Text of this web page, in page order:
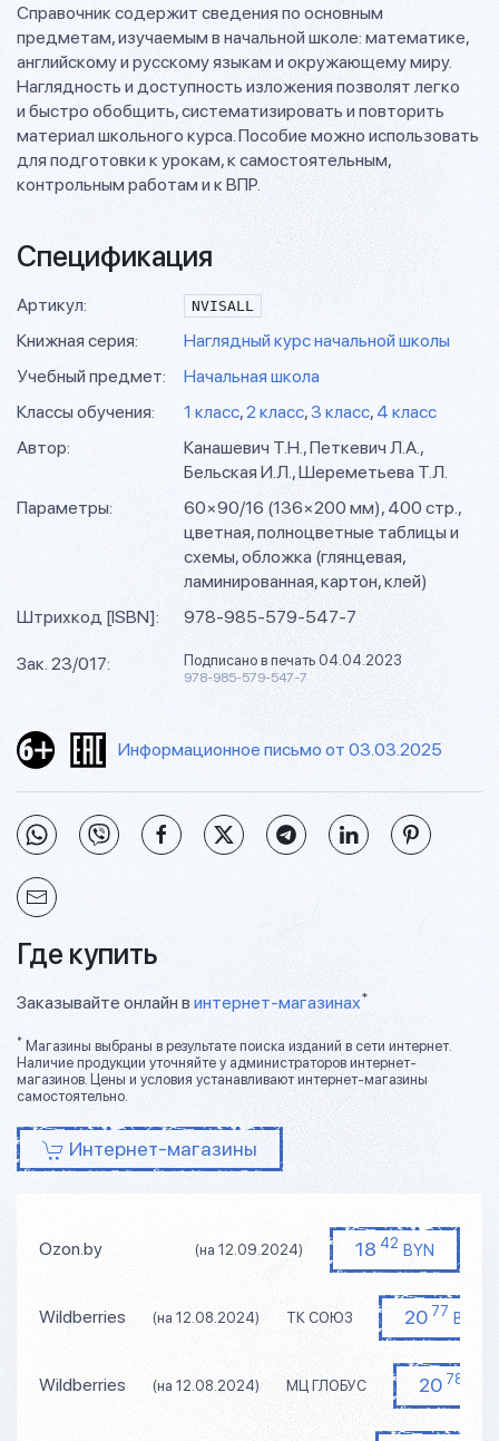
Справочник содержит сведения по основным
предметам, изучаемым в начальной школе: математике,
английскому и русскому языкам и окружающему миру.
Наглядность и доступность изложения позволят легко
и быстро обобщить, систематизировать и повторить
материал школьного курса. Пособие можно использовать
для подготовки к урокам, к самостоятельным,
контрольным работам и к ВПР.
Спецификация
Артикул: NVISALL
Книжная серия:
Наглядный курс начальной школы
Учебный предмет:
Начальная школа
Классы обучения:
1 класс,2 класс,3 класс, 4 класс
Автор:
Канашевич Т.Н., Петкевич Л.А.,
Бельская И.Л., Шереметьева Т.Л.
Параметры:
60×90/16 (136×200 мм), 400 стр.,
цветная, полноцветные таблицы и
схемы, обложка (глянцевая,
ламинированная, картон, клей)
Штрихкод [ISBN]:
978-985-579-547-7
Зак. 23/017: Подписано в печать 04.04.2023
978-985-579-547-7
Информационное письмо от 03.03.2025
Где купить
Заказывайте онлайн в интернет-магазинах*
* Магазины выбраны в результате поиска изданий в сети интернет.
Наличие продукции уточняйте у администраторов интернет-
магазинов. Цены и условия устанавливают интернет-магазины
самостоятельно.
Интернет-магазины
Ozon.by (на 12.09.2024) 18 42 BYN
Wildberries (на 12.08.2024) ТК СОЮЗ 20 77 BYN
Wildberries (на 12.08.2024) МЦ ГЛОБУС 20 78